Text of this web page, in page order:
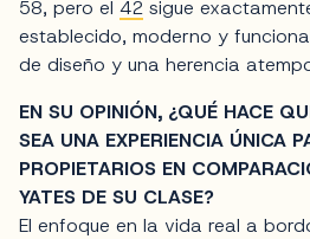
58, pero el 42 sigue
establecido, moderno y
de diseño y una herencia
EN SU OPINIÓN, ¿QUÉ HACE
SEA UNA EXPERIENCIA ÚNICA
PROPIETARIOS EN
YATES DE SU CLASE?
El enfoque en la vida real a